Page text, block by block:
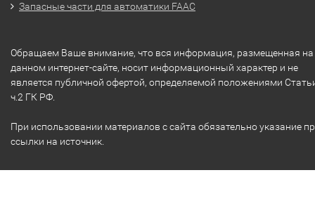
Запасные части для автоматики FAAC
Обращаем Ваше внимание, что вся информация, размещенная на
данном интернет-сайте, носит информационный характер и не
является публичной офертой, определяемой положениями
ч.2 ГК РФ.
При использовании материалов с сайта обязательно указание
ссылки на источник.